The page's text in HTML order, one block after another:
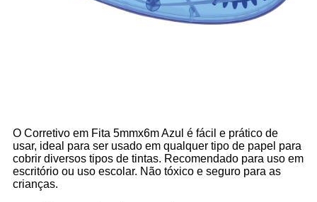
O Corretivo em Fita 5mmx6m Azul é fácil e prático de
usar, ideal para ser usado em qualquer tipo de papel para
cobrir diversos tipos de tintas. Recomendado para uso em
escritório ou uso escolar. Não tóxico e seguro para as
crianças.